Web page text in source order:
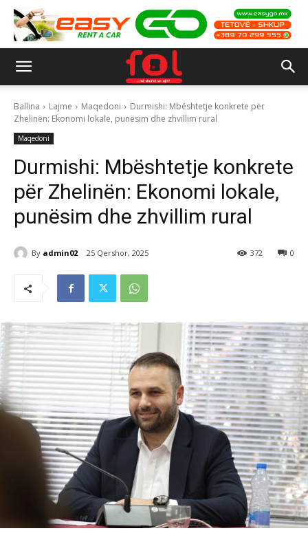
Ballina Lajme Maqedoni
Durmishi: Mbështetje konkrete për
Zhelinën: Ekonomi lokale, punësim dhe zhvillim rural
Maqedoni
Durmishi: Mbështetje konkrete
për Zhelinën: Ekonomi lokale,
punësim dhe zhvillim rural
By admin02 25 Qershor, 2025 0
372